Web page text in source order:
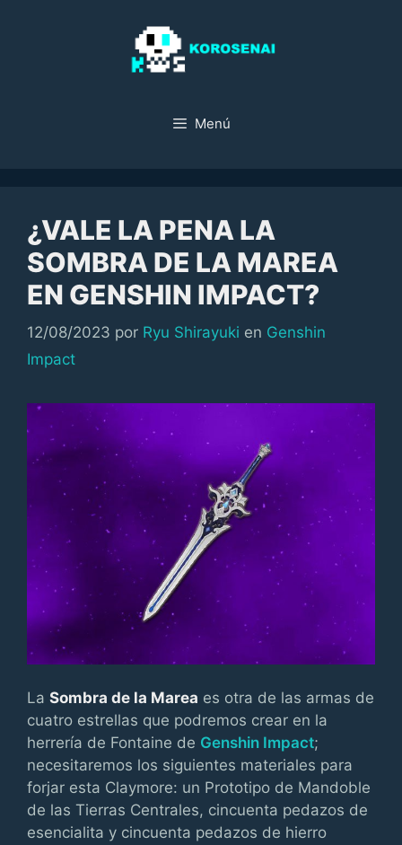
Menú
¿VALE LA PENA LA
SOMBRA DE LA MAREA
EN GENSHIN IMPACT?
12/08/2023 por Ryu Shirayuki en Categorías
Genshin
Impact
La Sombra de la Marea es otra de las armas de
cuatro estrellas que podremos crear en la
herrería de Fontaine de Genshin Impact;
necesitaremos los siguientes materiales para
forjar esta Claymore: un Prototipo de Mandoble
de las Tierras Centrales, cincuenta pedazos de
esencialita y cincuenta pedazos de hierro